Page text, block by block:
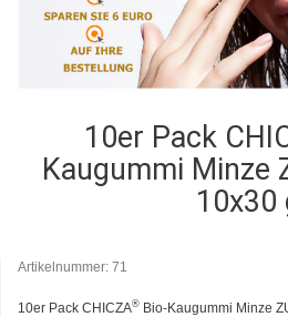
10er Pack
Kaugummi Minze
10x30
Artikelnummer: 71
10er Pack CHICZA® Bio-Kaugummi Minze